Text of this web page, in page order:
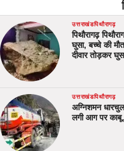
उत्तराखंडपिथौरागढ़
पिथौरागढ़
घुसा, बच्चे की
दीवार तोड़कर
उत्तराखंडपिथौरागढ़
अग्निशमन
लगी आग पर